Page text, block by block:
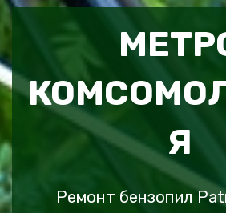
Я
Ремонт бензопил